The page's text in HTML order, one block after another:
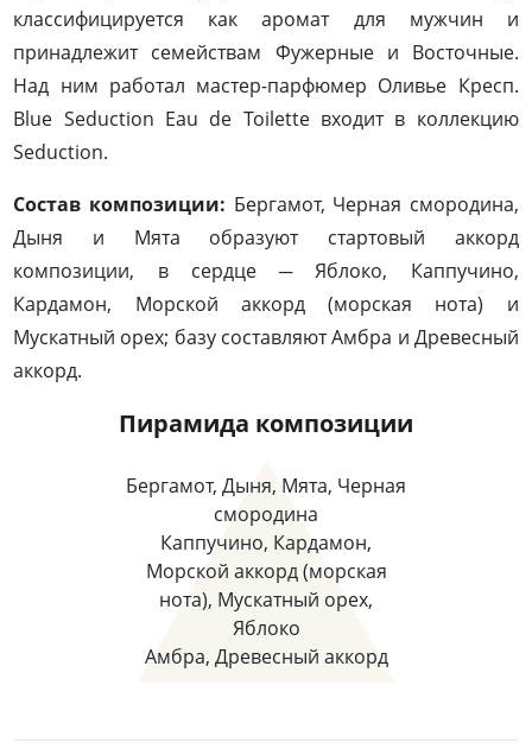
классифицируется как аромат для мужчин и
принадлежит семействам Фужерные и Восточные.
Над ним работал мастер-парфюмер Оливье Кресп.
Blue Seduction Eau de Toilette входит в коллекцию
Seduction.
Состав композиции: Бергамот, Черная смородина,
Дыня и Мята образуют стартовый аккорд
композиции, в сердце ─ Яблоко, Каппучино,
Кардамон, Морской аккорд (морская нота) и
Мускатный орех; базу составляют Амбра и Древесный
аккорд.
Пирамида композиции
Бергамот, Дыня, Мята, Черная
смородина
Каппучино, Кардамон,
Морской аккорд (морская
нота), Мускатный орех,
Яблоко
Амбра, Древесный аккорд